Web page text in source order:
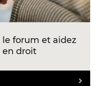
forum et aidez
en droit